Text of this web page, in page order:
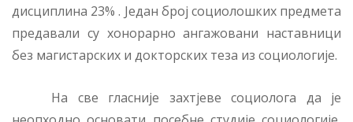
дисциплина 23% . Један број социолошких предмета
предавали су хонорарно ангажовани наставници
без магистарских и докторских теза из социологије.
На све гласније захтјеве социолога да је